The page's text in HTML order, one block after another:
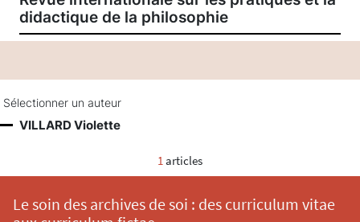
didactique de la philosophie
Sélectionner un auteur
VILLARD Violette
1articles
Le soin des archives de soi : des curriculum vitae